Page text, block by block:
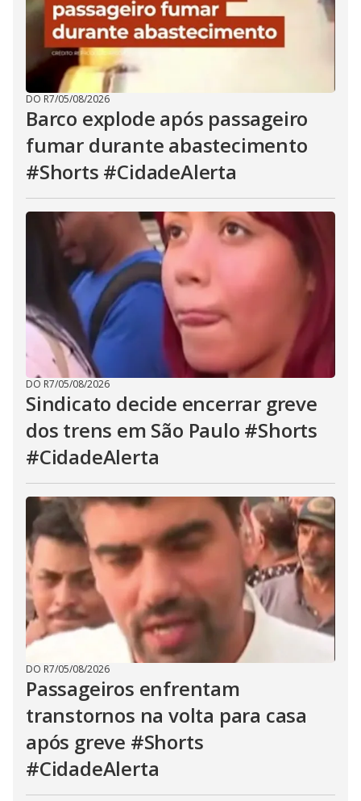
DO R7/05/08/2026
Barco explode após passageiro
fumar durante abastecimento
#Shorts #CidadeAlerta
DO R7/05/08/2026
Sindicato decide encerrar greve
dos trens em São Paulo #Shorts
#CidadeAlerta
DO R7/05/08/2026
Passageiros enfrentam
transtornos na volta para casa
após greve #Shorts
#CidadeAlerta